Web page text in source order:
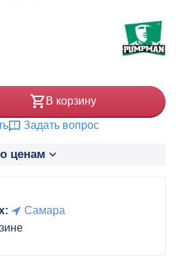
В корзину
Задать вопрос
ценам
Самара